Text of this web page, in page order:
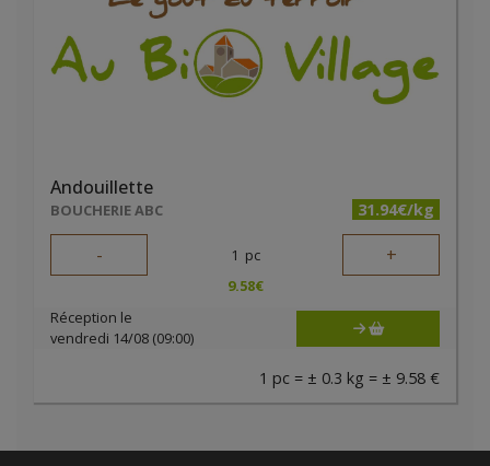
Andouillette
BOUCHERIE ABC 31.94€/kg
- 1 pc +
9.58€
Réception le
vendredi 14/08 (09:00)
1 pc = ± 0.3 kg = ± 9.58 €